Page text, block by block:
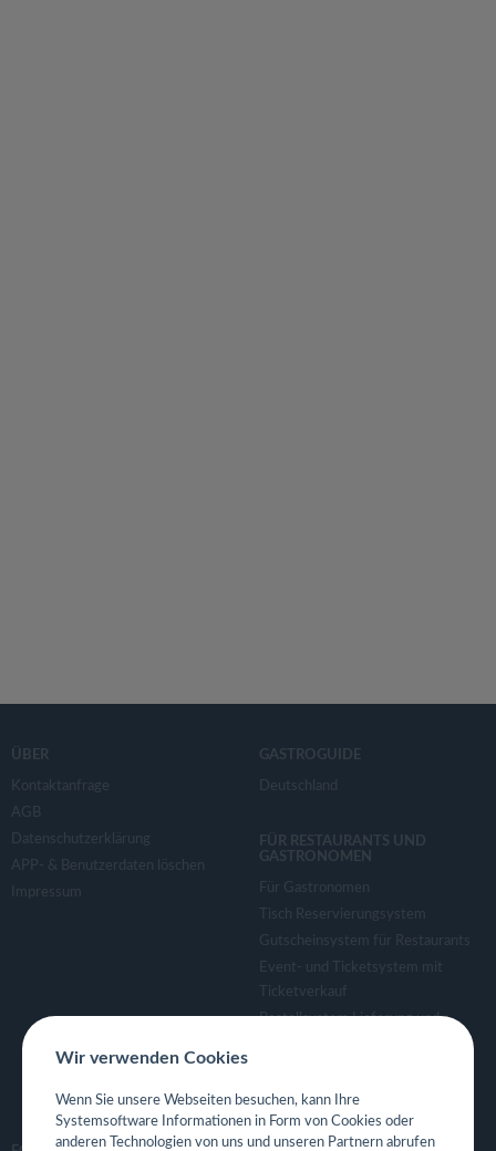
ÜBER
Kontaktanfrage
AGB
Datenschutzerklärung
APP- & Benutzerdaten löschen
Impressum
GASTROGUIDE
Deutschland
FÜR RESTAURANTS UND
GASTRONOMEN
Für Gastronomen
Tisch Reservierungsystem
Gutscheinsystem für Restaurants
Event- und Ticketsystem mit
Ticketverkauf
Bestellsystem Lieferung und
Eigene App für Restaurant
Wir verwenden Cookies
Wenn Sie unsere Webseiten besuchen, kann Ihre
Systemsoftware Informationen in Form von Cookies oder
anderen Technologien von uns und unseren Partnern abrufen